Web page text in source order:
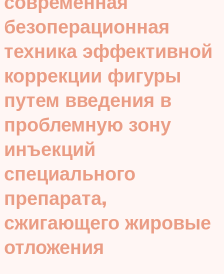
безоперационная
техника эффективной
коррекции фигуры
путем введения в
проблемную зону
инъекций
специального
препарата,
сжигающего жировые
отложения